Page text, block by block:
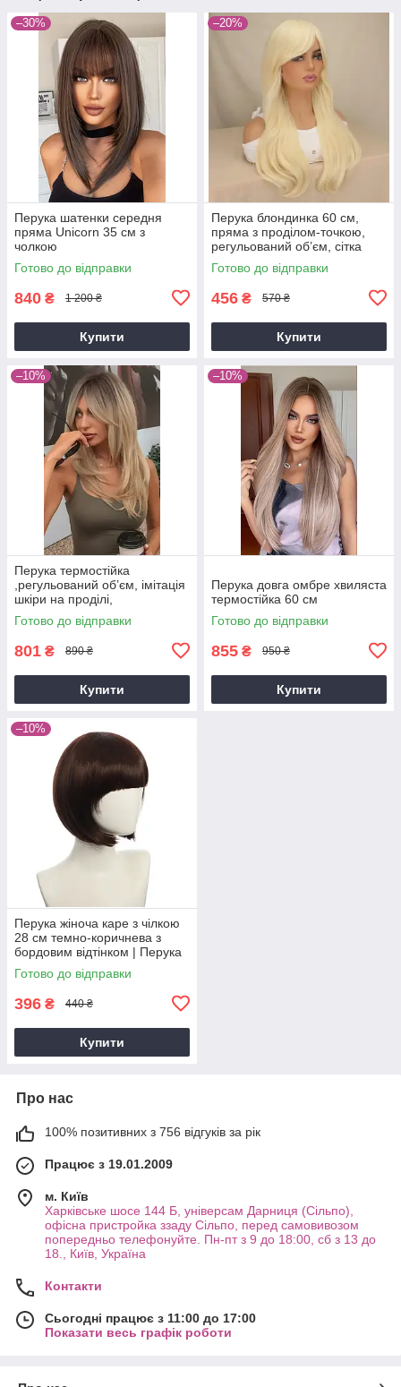
–30%
Перука шатенки середня
пряма Unicorn 35 см з
чолкою
Готово до відправки
840 ₴ 1 200 ₴
Купити
–20%
Перука блондинка 60 см,
пряма з проділом-точкою,
регульований об’єм, сітка
всередині, образ Барбі
Готово до відправки
456 ₴ 570 ₴
Купити
–10%
Перука термостійка
,регульований об’єм, імітація
шкіри на проділі,
натуральний вигляд, сітка
всерединіRS 45 см
Готово до відправки
801 ₴ 890 ₴
Купити
–10%
Перука довга омбре хвиляста
термостійка 60 см
Готово до відправки
855 ₴ 950 ₴
Купити
–10%
Перука жіноча каре з чілкою
28 см темно-коричнева з
бордовим відтінком | Перука
для косплею, фотосесій,
щоденного образу
Готово до відправки
396 ₴ 440 ₴
Купити
Про нас
100% позитивних з 756 відгуків за рік
Працює з 19.01.2009
м. Київ
Харківське шосе 144 Б, універсам Дарниця (Сільпо),
офісна пристройка ззаду Сільпо, перед самовивозом
попередньо телефонуйте. Пн-пт з 9 до 18:00, сб з 13 до
18., Київ, Україна
Контакти
Сьогодні працює з 11:00 до 17:00
Показати весь графік роботи